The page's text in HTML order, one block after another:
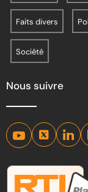
Faits divers
Société
Nous suivre